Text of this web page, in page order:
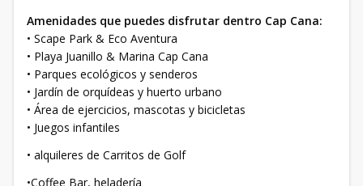
Amenidades que puedes disfrutar dentro Cap Cana:
• Scape Park & Eco Aventura
• Playa Juanillo & Marina Cap Cana
• Parques ecológicos y senderos
• Jardín de orquídeas y huerto urbano
• Área de ejercicios, mascotas y bicicletas
• Juegos infantiles
• alquileres de Carritos de Golf
•Coffee Bar, heladería